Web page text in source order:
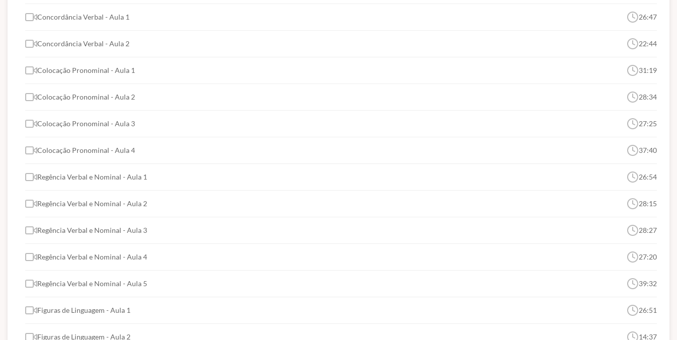
Concordância Verbal - Aula 1 26:47
Concordância Verbal - Aula 2 22:44
Colocação Pronominal - Aula 1 31:19
Colocação Pronominal - Aula 2 28:34
Colocação Pronominal - Aula 3 27:25
Colocação Pronominal - Aula 4 37:40
Regência Verbal e Nominal - Aula 1 26:54
Regência Verbal e Nominal - Aula 2 28:15
Regência Verbal e Nominal - Aula 3 28:27
Regência Verbal e Nominal - Aula 4 27:20
Regência Verbal e Nominal - Aula 5 39:32
Figuras de Linguagem - Aula 1 26:51
Figuras de Linguagem - Aula 2 14:37